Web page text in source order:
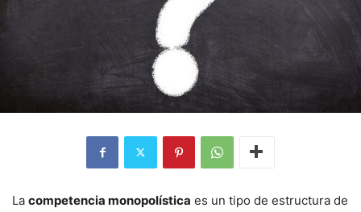
La competencia monopolística es un tipo de estructura de